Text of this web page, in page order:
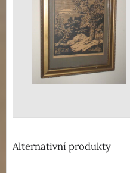
Alternativní produkty